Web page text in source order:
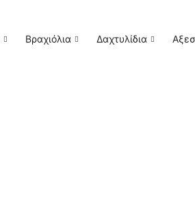
Βραχιόλια Δαχτυλίδια